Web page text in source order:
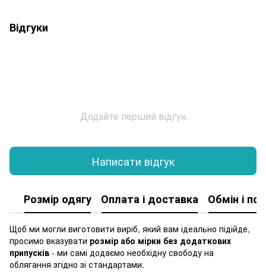
Відгуки
Додайте перший відгук
Написати відгук
Розмір одягу Оплата і доставка Обмін і
Щоб ми могли виготовити виріб, який вам ідеально підійде,
просимо вказувати розмір або мірки без додаткових
припусків - ми самі додаємо необхідну свободу на
облягання згідно зі стандартами.